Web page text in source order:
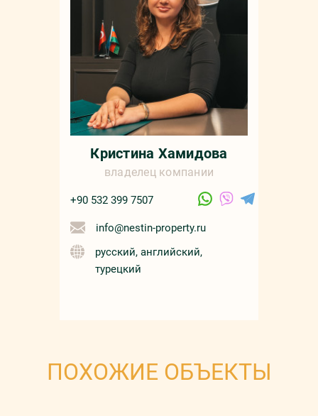
Кристина Хамидова
владелец компании
+90 532 399 7507
info@nestin-property.ru
русский, английский,
турецкий
ПОХОЖИЕ ОБЪЕКТЫ